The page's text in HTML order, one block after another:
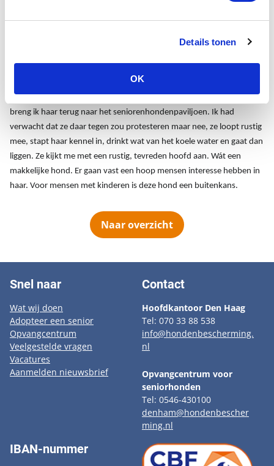
Details tonen
OK
park. Eenmaal in het park blijkt ze netjes mee te lopen aan de lijn. Ze
kwispelend welkom geheten. Als je tegen haar spreekt, vouwt ze
breng ik haar terug naar het seniorenhondenpaviljoen. Ik had
verwacht dat ze daar tegen zou protesteren maar nee, ze loopt rustig
mee, stapt haar kennel in, drinkt wat van het koele water en gaat dan
liggen. Ze kijkt me met een rustig, tevreden hoofd aan. Wát een
makkelijke hond. Er gaan vast een hoop mensen interesse hebben in
haar. Voor mensen met kinderen is deze hond een buitenkans.
Naar overzicht
Snel naar
Wat wij doen
Adopteer een senior
Opvangcentrum
Veelgestelde vragen
Vacatures
Aanmelden nieuwsbrief
Contact
Hoofdkantoor Den Haag
Tel: 070 33 88 538
info@hondenbescherming.
nl
Opvangcentrum voor
seniorhonden
Tel: 0546-430100
denham@hondenbescher
ming.nl
IBAN-nummer